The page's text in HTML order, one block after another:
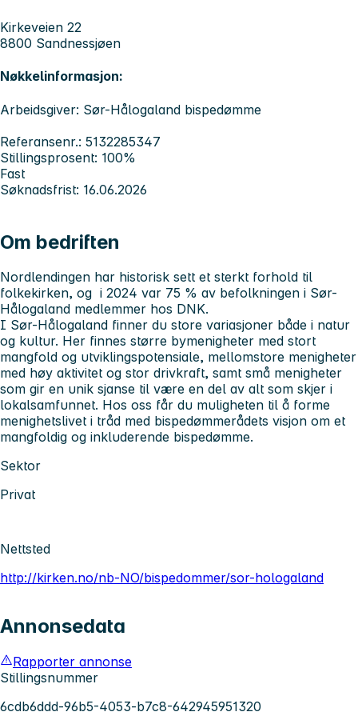
Kirkeveien 22
8800 Sandnessjøen
Nøkkelinformasjon:
Arbeidsgiver: Sør-Hålogaland bispedømme
Referansenr.: 5132285347
Stillingsprosent: 100%
Fast
Søknadsfrist: 16.06.2026
Om bedriften
Nordlendingen har historisk sett et sterkt forhold til
folkekirken, og i 2024 var 75 % av befolkningen i Sør-
Hålogaland medlemmer hos DNK.
I Sør-Hålogaland finner du store variasjoner både i natur
og kultur. Her finnes større bymenigheter med stort
mangfold og utviklingspotensiale, mellomstore menigheter
med høy aktivitet og stor drivkraft, samt små menigheter
som gir en unik sjanse til være en del av alt som skjer i
lokalsamfunnet. Hos oss får du muligheten til å forme
menighetslivet i tråd med bispedømmerådets visjon om et
mangfoldig og inkluderende bispedømme.
Sektor
Privat
Nettsted
http://kirken.no/nb-NO/bispedommer/sor-hologaland
Annonsedata
Rapporter annonse
Stillingsnummer
6cdb6ddd-96b5-4053-b7c8-642945951320